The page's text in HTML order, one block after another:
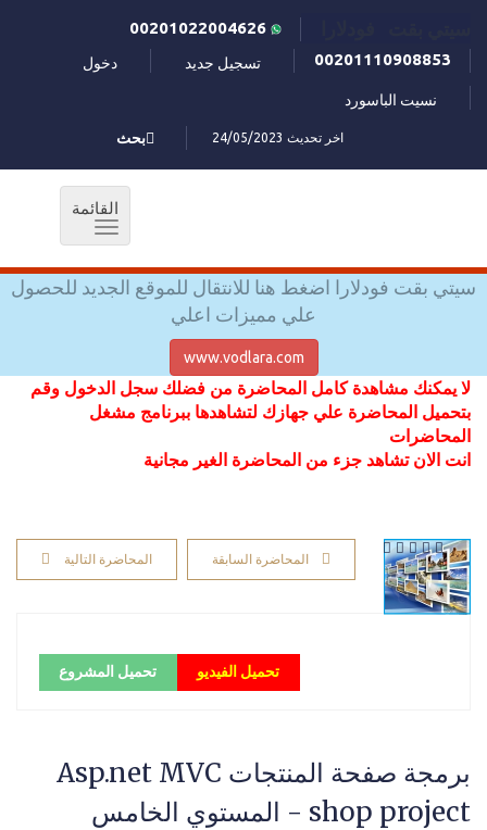
00201110908853
تسجيل جديد دخول
نسيت الباسورد
اخر تحديث 24/05/2023 بحث
القائمة
Toggle
سيتي بقت فودلارا اضغط هنا للانتقال للموقع الجديد للحصول
علي مميزات اعلي
www.vodlara.com
لا يمكنك مشاهدة كامل المحاضرة من فضلك سجل الدخول وقم
بتحميل المحاضرة علي جهازك لتشاهدها ببرنامج مشغل
المحاضرات
انت الان تشاهد جزء من المحاضرة الغير مجانية
المحاضرة السابقة المحاضرة التالية
تحميل المشروع تحميل الفيديو
برمجة صفحة المنتجات Asp.net MVC
shop project - المستوي الخامس